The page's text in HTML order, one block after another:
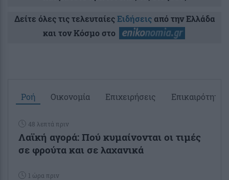
Δείτε όλες τις τελευταίεςΕιδήσειςαπό την Ελλάδα
και τον Κόσμο στο
Ροή Οικονομία Επιχειρήσεις Επικαιρότητα
48 λεπτά πριν
Λαϊκή αγορά: Πού κυμαίνονται οι τιμές
σε φρούτα και σε λαχανικά
1 ώρα πριν